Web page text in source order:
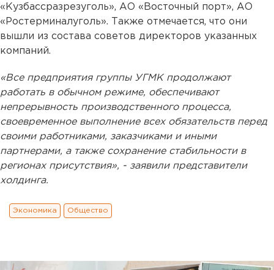
«Кузбассразрезуголь», АО «Восточный порт», АО
«Ростерминалуголь». Также отмечается, что они
вышли из состава советов директоров указанных
компаний.
«Все предприятия группы УГМК продолжают
работать в обычном режиме, обеспечивают
непрерывность производственного процесса,
своевременное выполнение всех обязательств перед
своими работниками, заказчиками и иными
партнерами, а также сохранение стабильности в
регионах присутствия», - заявили представители
холдинга.
Экономика Общество